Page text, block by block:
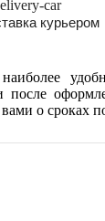
курьером
после
о сроках